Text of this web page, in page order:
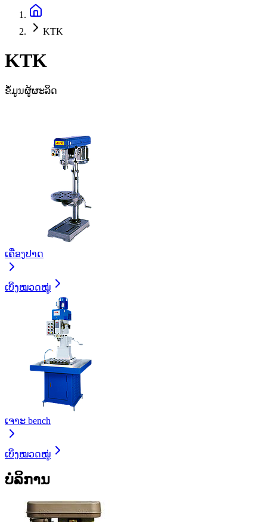
KTK
KTK
ຂໍ້ມູນຜູ້ຜະລິດ
ເຄື່ອງປາດ
ເບິ່ງໝວດໝູ່
ເຈາະ bench
ເບິ່ງໝວດໝູ່
ບໍລິການ